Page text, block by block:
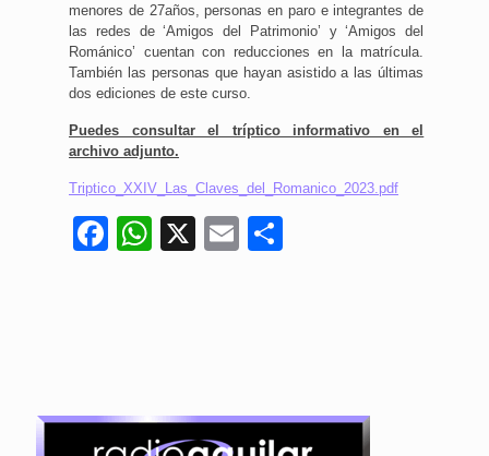
menores de 27años, personas en paro e integrantes de
las redes de ‘Amigos del Patrimonio’ y ‘Amigos del
Románico’ cuentan con reducciones en la matrícula.
También las personas que hayan asistido a las últimas
dos ediciones de este curso.
Puedes consultar el tríptico informativo en el
archivo adjunto.
Triptico_XXIV_Las_Claves_del_Romanico_2023.pdf
Facebook
WhatsApp
X Email